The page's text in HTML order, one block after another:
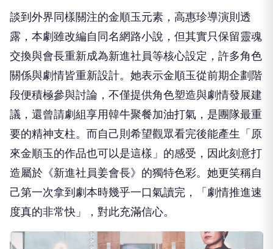
談到外界同樣關注的金順玉元素，高惠珍導演則透
露， 本劇雖改編自同名網路小說， 但其實只保留靈魂
交換與會長重新成為新進社員等核心設定， 許多角色
關係與劇情皆重新設計。 她表示金順玉從前期企劃階
段便積極參與討論， 不僅提供角色塑造與劇情發展建
議， 還曾請劇組享用韓牛聚餐加油打氣，是團隊最重
要的精神支柱。 而自己則希望觀眾看完後能產生「原
來金順玉的作品也可以是這樣」 的感受，因此刻意打
造屬於《新進社員姜會長》的獨特色彩。 她更笑稱自
己第一次拿到劇本時幾乎一口氣讀完，「 劇情推進速
度真的非常快」，對此充滿信心。